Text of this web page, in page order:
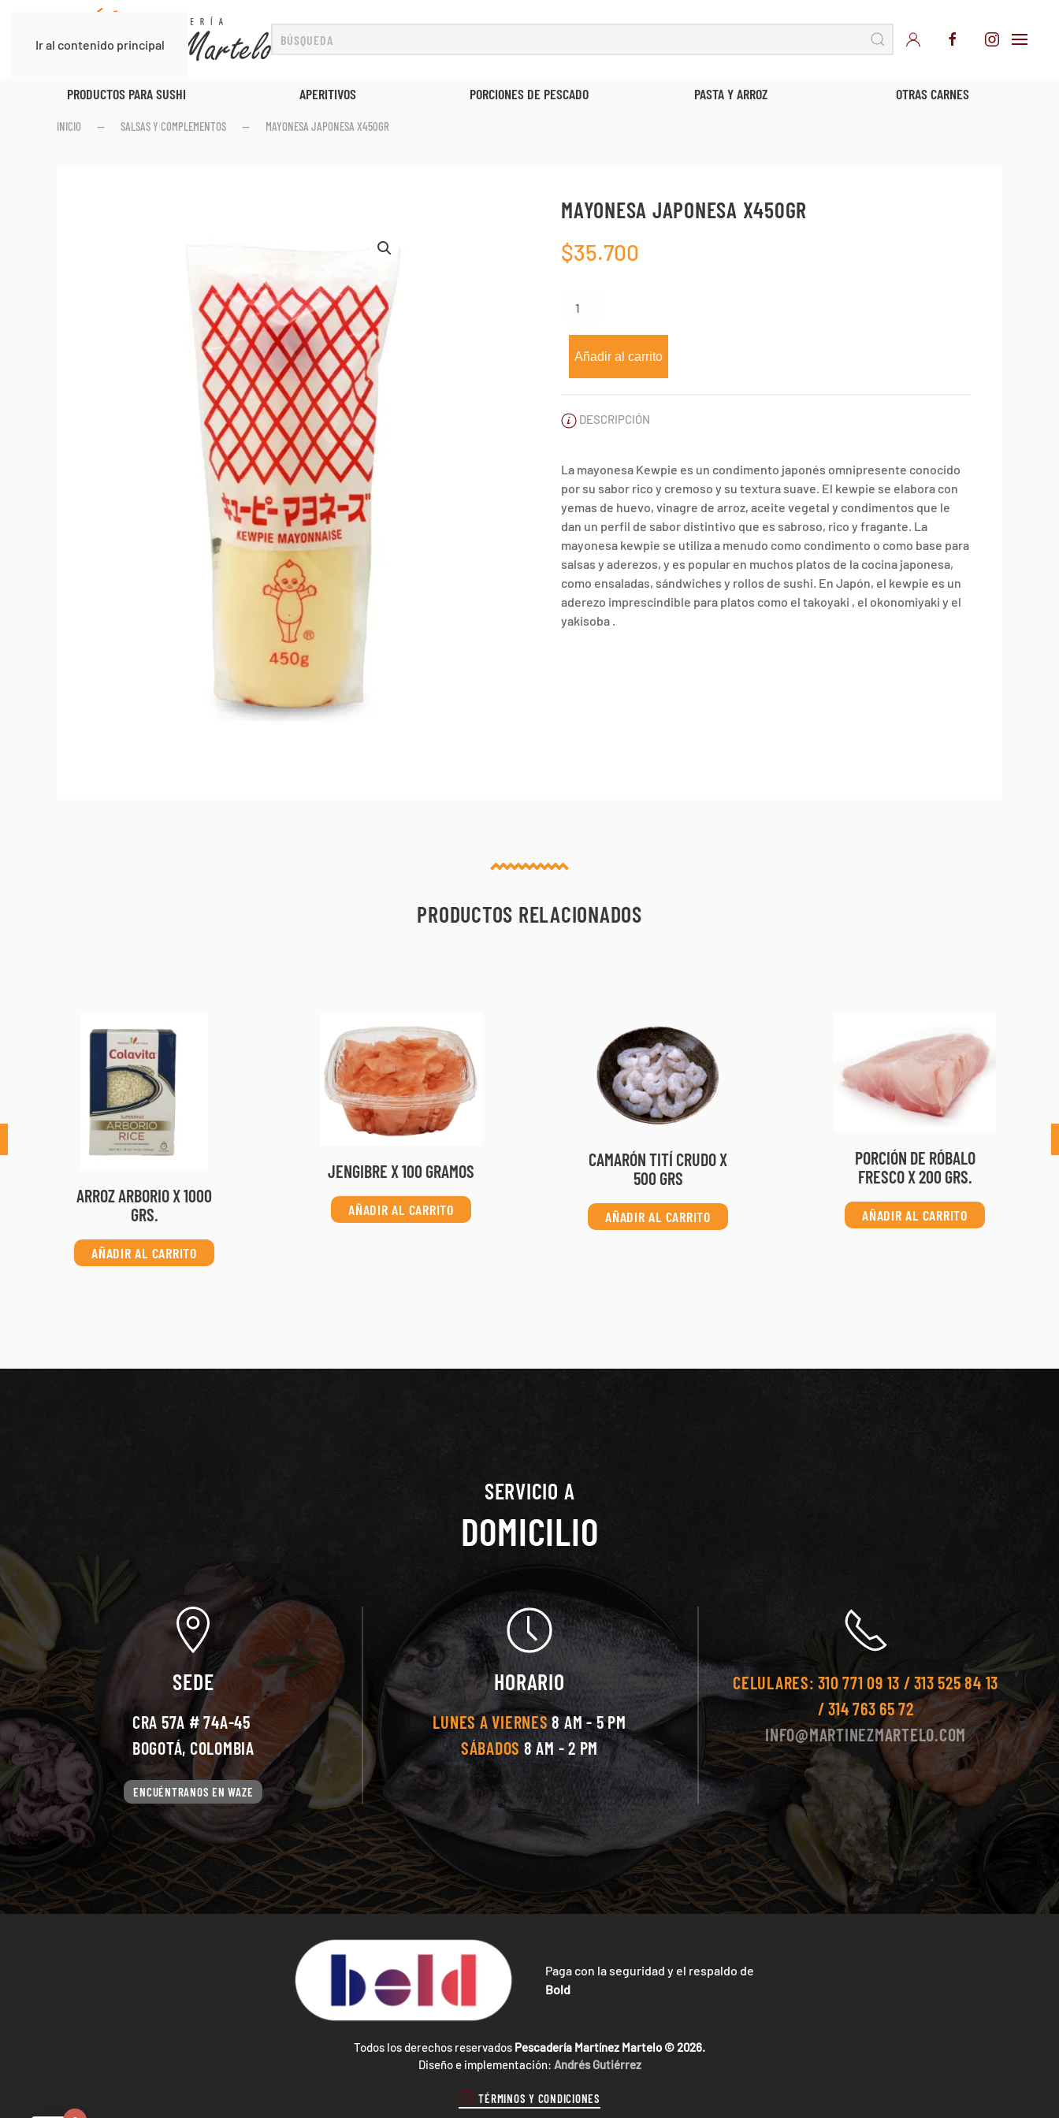
Ir al contenido principal
APERITIVOS PORCIONES DE PESCADO PASTA Y ARROZ OTRAS CARNES MARISCOS
INICIO SALSAS Y COMPLEMENTOS MAYONESA JAPONESA X450GR
MAYONESA JAPONESA X450GR
$35.700
x450gr
cantidad
Añadir al carrito
DESCRIPCIÓN
La mayonesa Kewpie es un condimento japonés omnipresente conocido
por su sabor rico y cremoso y su textura suave. El kewpie se elabora con
yemas de huevo, vinagre de arroz, aceite vegetal y condimentos que le
dan un perfil de sabor distintivo que es sabroso, rico y fragante. La
mayonesa kewpie se utiliza a menudo como condimento o como base para
salsas y aderezos, y es popular en muchos platos de la cocina japonesa,
como ensaladas, sándwiches y rollos de sushi. En Japón, el kewpie es un
aderezo imprescindible para platos como el takoyaki , el okonomiyaki y el
yakisoba .
PRODUCTOS RELACIONADOS
ARROZ ARBORIO X 1000
GRS.
AÑADIR AL CARRITO
JENGIBRE X 100 GRAMOS
AÑADIR AL CARRITO
CAMARÓN TITÍ CRUDO X
500 GRS
AÑADIR AL CARRITO
PORCIÓN DE RÓBALO
FRESCO X 200 GRS.
AÑADIR AL CARRITO
SERVICIO A
DOMICILIO
SEDE
CRA 57A # 74A-45
BOGOTÁ, COLOMBIA
ENCUÉNTRANOS EN WAZE
HORARIO
LUNES A VIERNES8 AM - 5 PM
SÁBADOS 8 AM - 2 PM
CELULARES: 310 771 09 13 / 313 525 84 13
/ 314 763 65 72
INFO@MARTINEZMARTELO.COM
Paga con la seguridad y el respaldo de
Bold
Todos los derechos reservados Pescadería Martínez Martelo ©2026.
Diseño e implementación: Andrés Gutiérrez
TÉRMINOS Y CONDICIONES